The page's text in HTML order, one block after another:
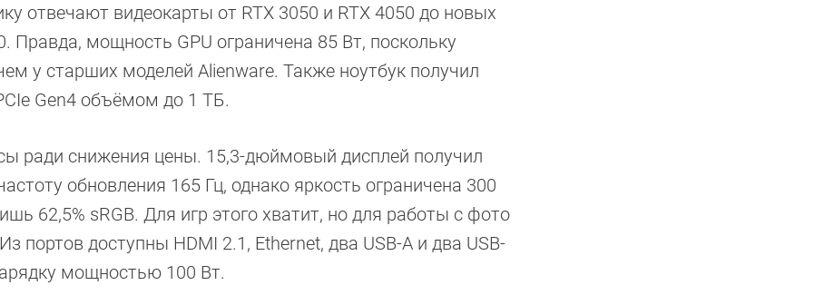
отвечают видеокарты от RTX 3050 и RTX 4050 до новых
Правда, мощность GPU ограничена 85 Вт, поскольку
у старших моделей Alienware. Также ноутбук получил
Gen4 объёмом до 1 ТБ.
ради снижения цены. 15,3-дюймовый дисплей получил
обновления 165 Гц, однако яркость ограничена 300
62,5% sRGB. Для игр этого хватит, но для работы с фото
портов доступны HDMI 2.1, Ethernet, два USB-A и два USB-
мощностью 100 Вт.